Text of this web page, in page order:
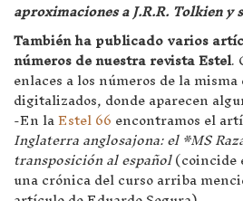
aproximaciones a J.R.R. Tolkien y
También ha publicado varios
números de nuestra revista Estel.
enlaces a los números de la
digitalizados, donde aparecen
-En laEstel 66encontramos el
Inglaterra anglosajona: el *MS
transposición al español(coincide
una crónica del curso arriba